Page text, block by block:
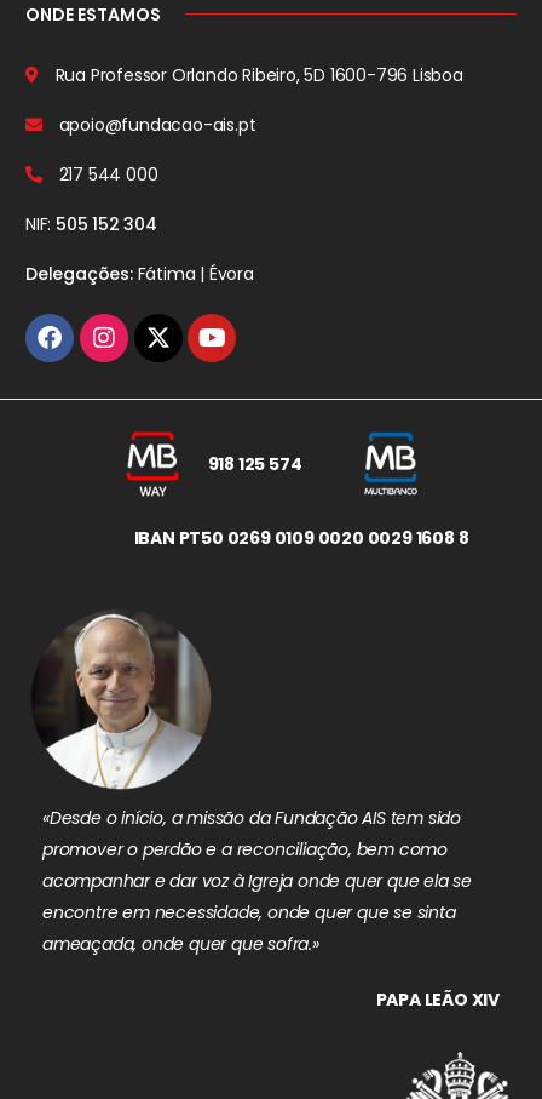
ONDE ESTAMOS
Rua Professor Orlando Ribeiro, 5D 1600-796 Lisboa
apoio@fundacao-ais.pt
217 544 000
NIF: 505 152 304
Delegações:Fátima | Évora
918 125 574
IBAN PT50 0269 0109 0020 0029 1608 8
«Desde o início, a missão da Fundação AIS tem sido
promover o perdão e a reconciliação, bem como
acompanhar e dar voz à Igreja onde quer que ela se
encontre em necessidade, onde quer que se sinta
ameaçada, onde quer que sofra.»
PAPA LEÃO XIV